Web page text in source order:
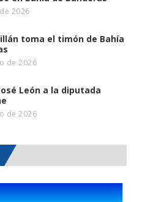
2026
toma el timón de Bahía
de 2026
León a la diputada
de 2026